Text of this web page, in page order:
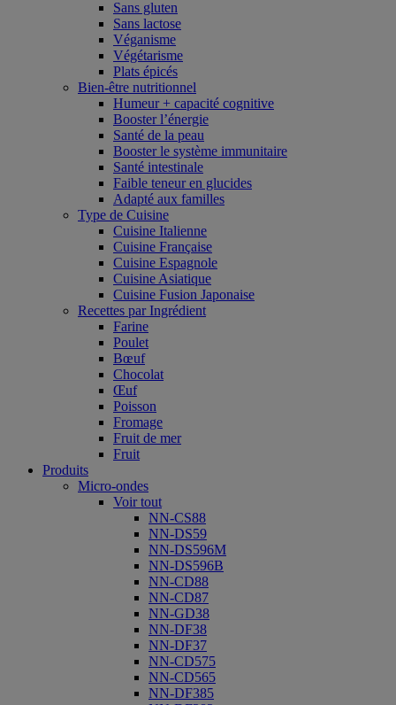
Sans gluten
Sans lactose
Véganisme
Végétarisme
Plats épicés
Bien-être nutritionnel
Humeur + capacité cognitive
Booster l’énergie
Santé de la peau
Booster le système immunitaire
Santé intestinale
Faible teneur en glucides
Adapté aux familles
Type de Cuisine
Cuisine Italienne
Cuisine Française
Cuisine Espagnole
Cuisine Asiatique
Cuisine Fusion Japonaise
Recettes par Ingrédient
Farine
Poulet
Bœuf
Chocolat
Œuf
Poisson
Fromage
Fruit de mer
Fruit
Produits
Micro-ondes
Voir tout
NN-CS88
NN-DS59
NN-DS596M
NN-DS596B
NN-CD88
NN-CD87
NN-GD38
NN-DF38
NN-DF37
NN-CD575
NN-CD565
NN-DF385